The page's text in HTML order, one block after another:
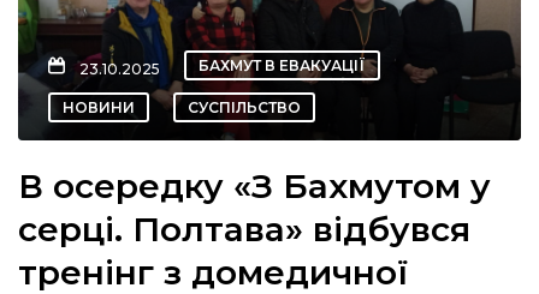
новини
23.10.2025 БАХМУТ В ЕВАКУАЦІЇ
НОВИНИ СУСПІЛЬСТВО
В осередку «З Бахмутом у
серці. Полтава» відбувся
тренінг з домедичної